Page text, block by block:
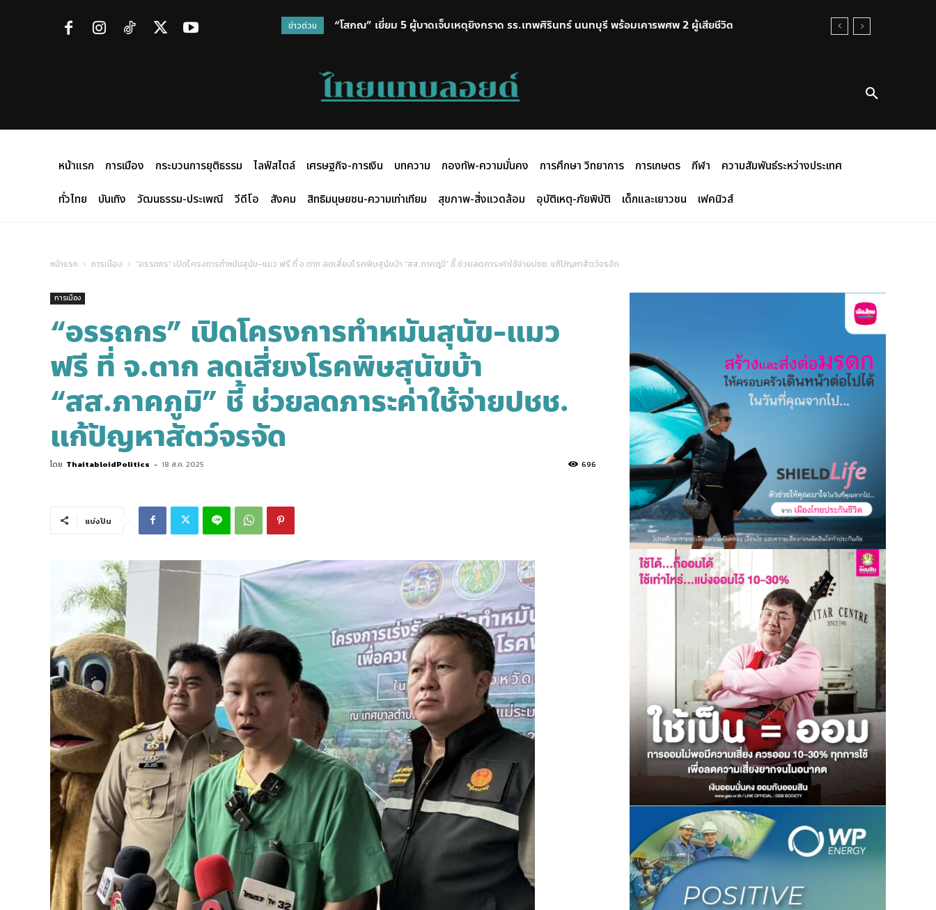
ข่าวด่วน “โสภณ” เยี่ยม 5 ผู้บาดเจ็บเหตุยิงกราด รร.เทพศิรินทร์ นนทบุรี พร้อมเคารพศพ 2 ผู้เสียชีวิต
สาวไทยตบเวียดนาม 3-0 ผงาดแชมป์ SEA V CUP กวาด 2 สนาม รับเงินอัดฉีดอีก 5แสนบาท
หน้าแรก การเมือง กระบวนการยุติธรรม ไลฟ์สไตล์ เศรษฐกิจ-การเงิน บทความ กองทัพ-ความมั่นคง การศึกษา วิทยาการ การเกษตร กีฬา
ความสัมพันธ์ระหว่างประเทศ
ทั่วไทย
บันเทิง วัฒนธรรม-ประเพณี วีดีโอ สังคม สิทธิมนุษยชน-ความเท่าเทียม สุขภาพ-สิ่งแวดล้อม อุบัติเหตุ-ภัยพิบัติ เด็กและเยาวชน เฟคนิวส์
หน้าแรก การเมือง “อรรถกร” เปิดโครงการทำหมันสุนัข-แมว ฟรี ที่ จ.ตาก ลดเสี่ยงโรคพิษสุนัขบ้า “สส.ภาคภูมิ” ชี้ ช่วยลดภาระค่าใช้จ่ายปชช. แก้ปัญหาสัตว์จรจัด
การเมือง
“อรรถกร” เปิดโครงการทำหมันสุนัข-แมว
ฟรี ที่ จ.ตาก ลดเสี่ยงโรคพิษสุนัขบ้า
“สส.ภาคภูมิ” ชี้ ช่วยลดภาระค่าใช้จ่ายปชช.
แก้ปัญหาสัตว์จรจัด
โดย ThaitabloidPolitics - 18 ส.ค. 2025 696
แบ่งปัน